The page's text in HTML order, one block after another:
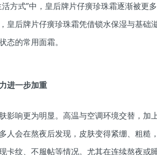
方式”中，皇后牌片仔癀珍珠霜逐渐被更
皇后牌片仔癀珍珠霜凭借锁水保湿与基础
态的常用面霜。
进一步加重
影响更为明显。高温与空调环境交替，加
人会在熬夜后发现，皮肤变得紧绷、粗糙
卡纹、不服帖等情况。尤其在连续熬夜或